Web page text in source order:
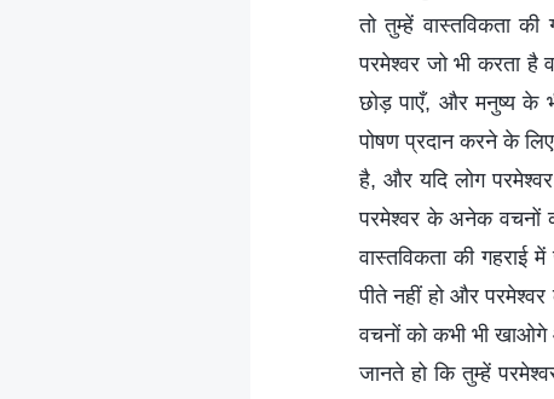
तो तुम्हें वास्तविकता
परमेश्वर जो भी करता
छोड़ पाएँ, और मनुष्य के
पोषण प्रदान करने के
है, और यदि लोग
परमेश्वर के अनेक वचनों
वास्तविकता की गहराई
पीते नहीं हो और परमेश्वर
वचनों को कभी भी
जानते हो कि तुम्हें